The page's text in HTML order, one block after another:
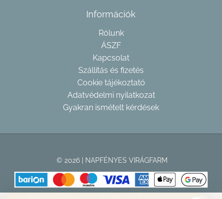
Információk
Rólunk
ÁSZF
Kapcsolat
Szállítás és fizetés
Cookie tájékoztató
Adatvédelmi nyilatkozat
Gyakran ismételt kérdések
© 2026 | NAPFÉNYES VIRÁGFARM